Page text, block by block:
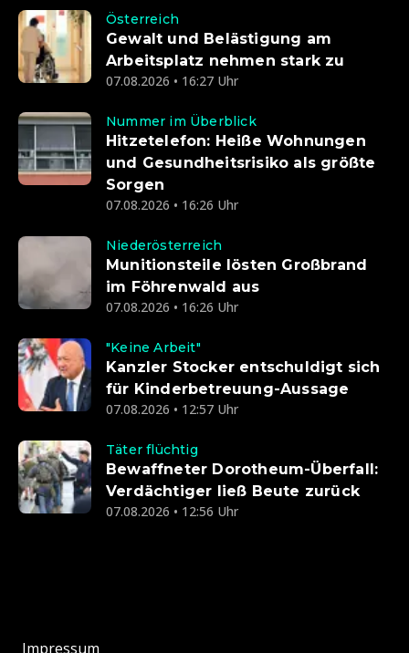
Österreich
Gewalt und Belästigung am
Arbeitsplatz nehmen stark zu
07.08.2026 • 16:27 Uhr
Nummer im Überblick
Hitzetelefon: Heiße Wohnungen
und Gesundheitsrisiko als größte
Sorgen
07.08.2026 • 16:26 Uhr
Niederösterreich
Munitionsteile lösten Großbrand
im Föhrenwald aus
07.08.2026 • 16:26 Uhr
"Keine Arbeit"
Kanzler Stocker entschuldigt sich
für Kinderbetreuung-Aussage
07.08.2026 • 12:57 Uhr
Täter flüchtig
Bewaffneter Dorotheum-Überfall:
Verdächtiger ließ Beute zurück
07.08.2026 • 12:56 Uhr
Impressum